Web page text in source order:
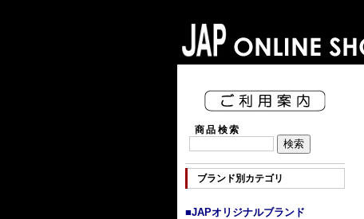
商品検索
ブランド別カテゴリ
■JAPオリジナルブランド